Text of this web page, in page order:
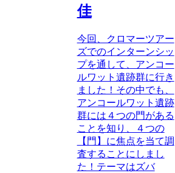
佳
今回、クロマーツアー
ズでのインターンシッ
プを通して、アンコー
ルワット遺跡群に行き
ました！その中でも、
アンコールワット遺跡
群には４つの門がある
ことを知り、４つの
【門】に焦点を当て調
査することにしまし
た！テーマはズバ